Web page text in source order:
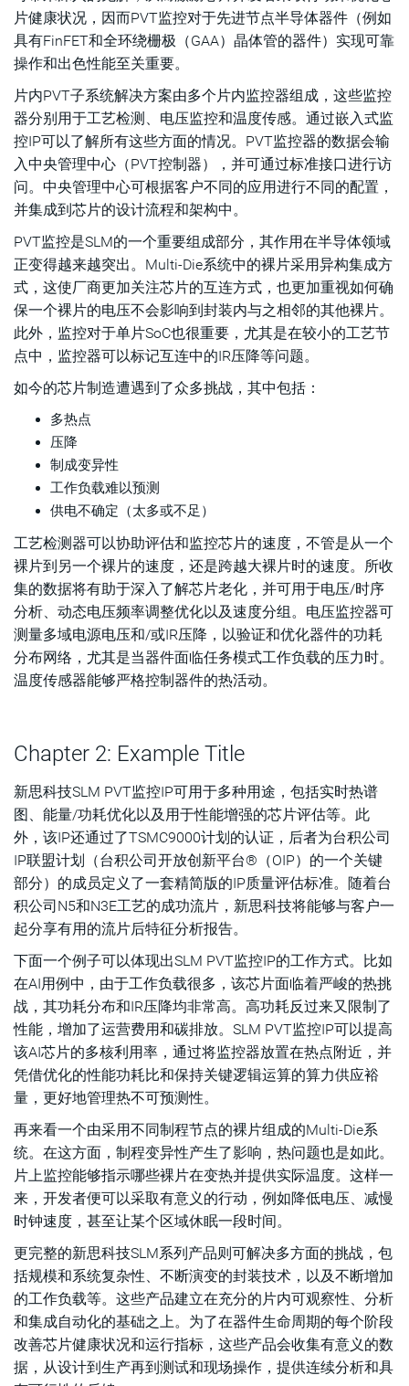
片健康状况，因而PVT监控对于先进节点半导体器件（例如
具有FinFET和全环绕栅极（GAA）晶体管的器件）实现可靠
操作和出色性能至关重要。
片内PVT子系统解决方案由多个片内监控器组成，这些监控
器分别用于工艺检测、电压监控和温度传感。通过嵌入式监
控IP可以了解所有这些方面的情况。PVT监控器的数据会输
入中央管理中心（PVT控制器），并可通过标准接口进行访
问。中央管理中心可根据客户不同的应用进行不同的配置，
并集成到芯片的设计流程和架构中。
PVT监控是SLM的一个重要组成部分，其作用在半导体领域
正变得越来越突出。Multi-Die系统中的裸片采用异构集成方
式，这使厂商更加关注芯片的互连方式，也更加重视如何确
保一个裸片的电压不会影响到封装内与之相邻的其他裸片。
此外，监控对于单片SoC也很重要，尤其是在较小的工艺节
点中，监控器可以标记互连中的IR压降等问题。
如今的芯片制造遭遇到了众多挑战，其中包括：
多热点
压降
制成变异性
工作负载难以预测
供电不确定（太多或不足）
工艺检测器可以协助评估和监控芯片的速度，不管是从一个
裸片到另一个裸片的速度，还是跨越大裸片时的速度。所收
集的数据将有助于深入了解芯片老化，并可用于电压/时序
分析、动态电压频率调整优化以及速度分组。电压监控器可
测量多域电源电压和/或IR压降，以验证和优化器件的功耗
分布网络，尤其是当器件面临任务模式工作负载的压力时。
温度传感器能够严格控制器件的热活动。
Chapter 2: Example Title
新思科技SLM PVT监控IP可用于多种用途，包括实时热谱
图、能量/功耗优化以及用于性能增强的芯片评估等。此
外，该IP还通过了TSMC9000计划的认证，后者为台积公司
IP联盟计划（台积公司开放创新平台®（OIP）的一个关键
部分）的成员定义了一套精简版的IP质量评估标准。随着台
积公司N5和N3E工艺的成功流片，新思科技将能够与客户一
起分享有用的流片后特征分析报告。
下面一个例子可以体现出SLM PVT监控IP的工作方式。比如
在AI用例中，由于工作负载很多，该芯片面临着严峻的热挑
战，其功耗分布和IR压降均非常高。高功耗反过来又限制了
性能，增加了运营费用和碳排放。SLM PVT监控IP可以提高
该AI芯片的多核利用率，通过将监控器放置在热点附近，并
凭借优化的性能功耗比和保持关键逻辑运算的算力供应裕
量，更好地管理热不可预测性。
再来看一个由采用不同制程节点的裸片组成的Multi-Die系
统。在这方面，制程变异性产生了影响，热问题也是如此。
片上监控能够指示哪些裸片在变热并提供实际温度。这样一
来，开发者便可以采取有意义的行动，例如降低电压、减慢
时钟速度，甚至让某个区域休眠一段时间。
更完整的新思科技SLM系列产品则可解决多方面的挑战，包
括规模和系统复杂性、不断演变的封装技术，以及不断增加
的工作负载等。这些产品建立在充分的片内可观察性、分析
和集成自动化的基础之上。为了在器件生命周期的每个阶段
改善芯片健康状况和运行指标，这些产品会收集有意义的数
据，从设计到生产再到测试和现场操作，提供连续分析和具